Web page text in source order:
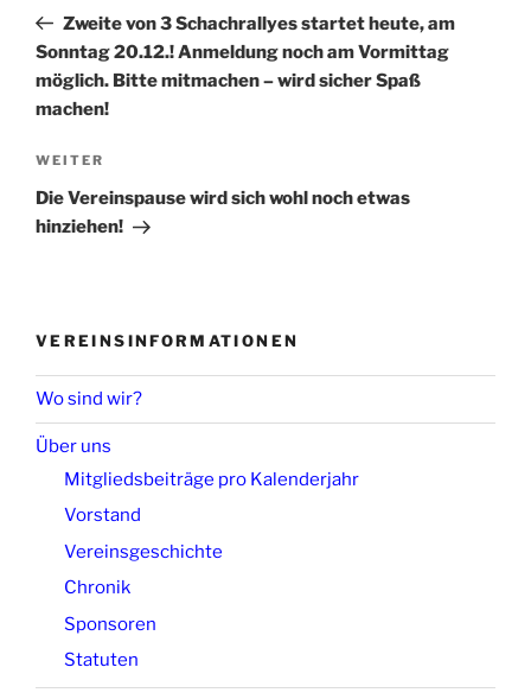
Beitrag
Zweite von 3 Schachrallyes startet heute, am
Sonntag 20.12.! Anmeldung noch am Vormittag
möglich. Bitte mitmachen – wird sicher Spaß
machen!
Nächster
Beitrag
WEITER
Die Vereinspause wird sich wohl noch etwas
hinziehen!
VEREINSINFORMATIONEN
Wo sind wir?
Über uns
Mitgliedsbeiträge pro Kalenderjahr
Vorstand
Vereinsgeschichte
Chronik
Sponsoren
Statuten